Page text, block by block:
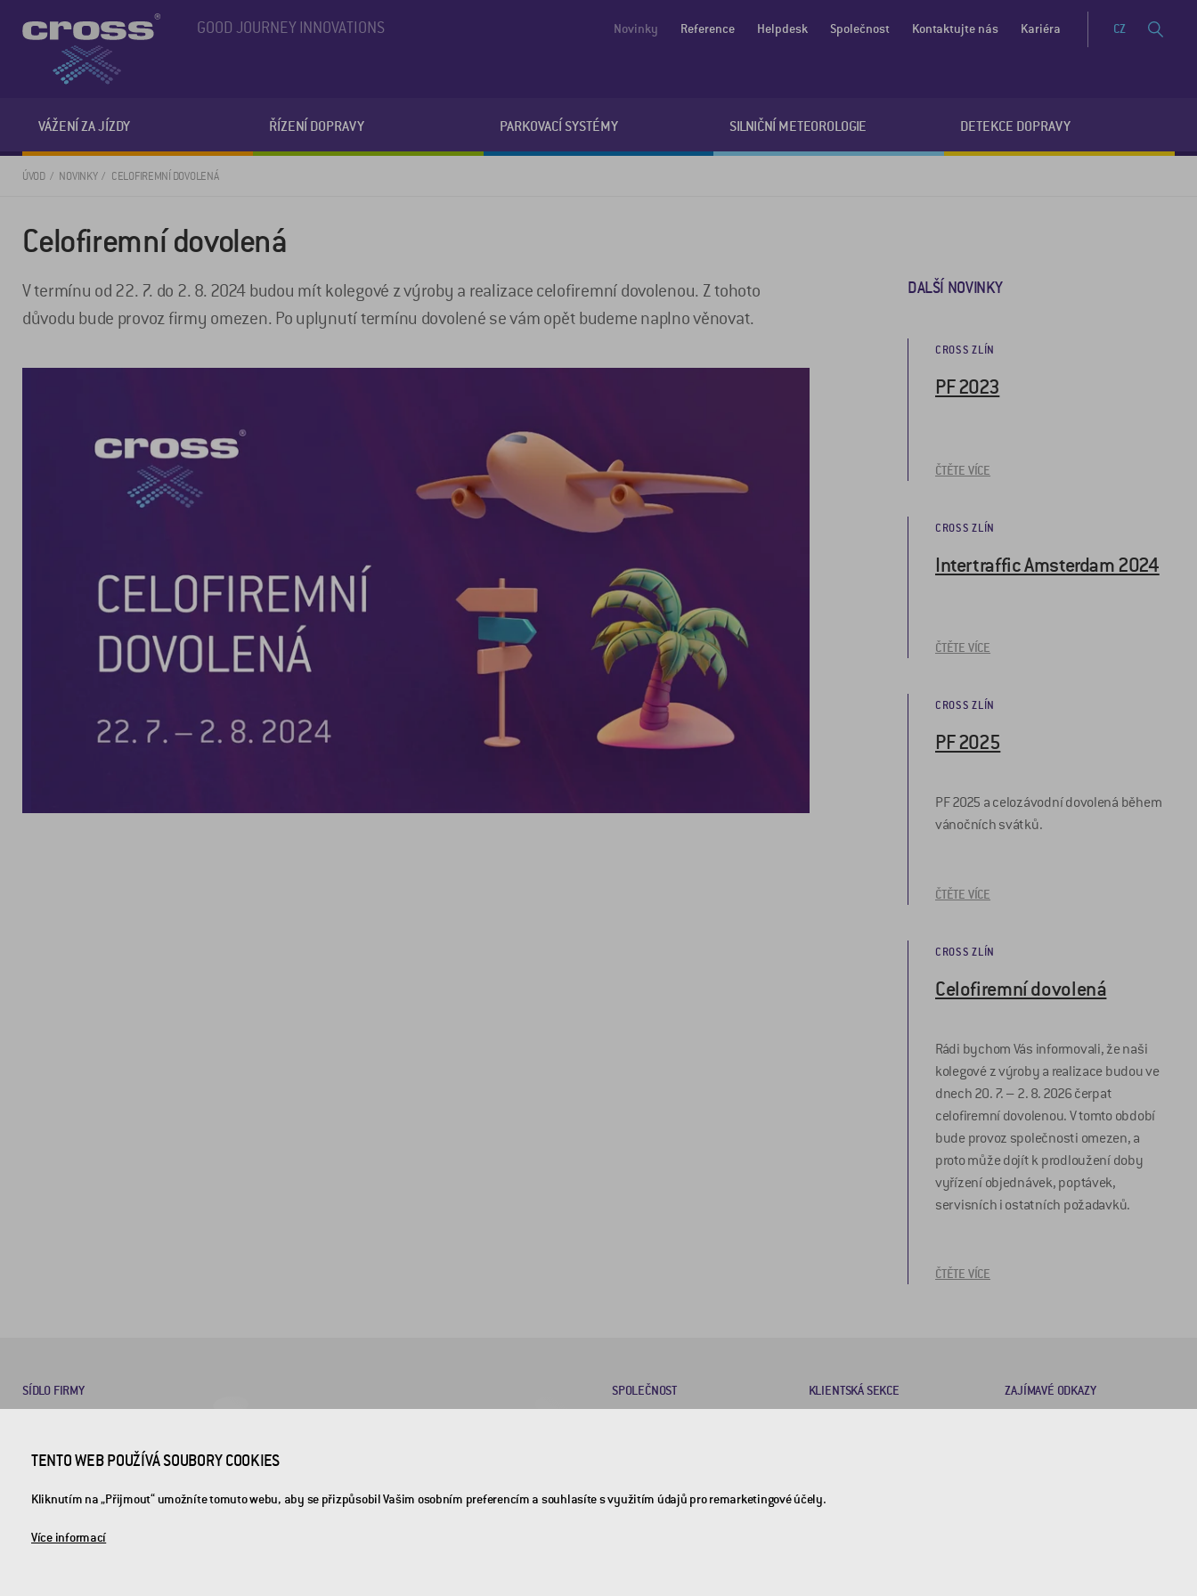
GOOD JOURNEY INNOVATIONS
VÁŽENÍ ZA JÍZDY ŘÍZENÍ DOPRAVY PARKOVACÍ SYSTÉMY SILNIČNÍ METEOROLOGIE DETEKCE DOPRAVY
Novinky Reference Helpdesk Společnost Kontaktujte nás Kariéra CZ
ÚVOD NOVINKY CELOFIREMNÍ DOVOLENÁ
Celofiremní dovolená
V termínu od 22. 7. do 2. 8. 2024 budou mít kolegové z výroby a realizace celofiremní dovolenou. Z tohoto
důvodu bude provoz firmy omezen. Po uplynutí termínu dovolené se vám opět budeme naplno věnovat.
DALŠÍ NOVINKY
CROSS ZLÍN
PF 2023
ČTĚTE VÍCE
CROSS ZLÍN
Intertraffic Amsterdam 2024
ČTĚTE VÍCE
CROSS ZLÍN
PF 2025
PF 2025 a celozávodní dovolená během
vánočních svátků.
ČTĚTE VÍCE
CROSS ZLÍN
Celofiremní dovolená
Rádi bychom Vás informovali, že naši
kolegové z výroby a realizace budou ve
dnech 20. 7. – 2. 8. 2026 čerpat
celofiremní dovolenou. V tomto období
bude provoz společnosti omezen, a
proto může dojít k prodloužení doby
vyřízení objednávek, poptávek,
servisních i ostatních požadavků.
ČTĚTE VÍCE
SÍDLO FIRMY
Průmyslová 1395
763 02 Zlín-Malenovice
SPOLEČNOST
Politika ISŘ
KLIENTSKÁ SEKCE
Nastavení soukromí
ZAJÍMAVÉ ODKAZY
TENTO WEB POUŽÍVÁ SOUBORY COOKIES
Kliknutím na „Přijmout“ umožníte tomuto webu, aby se přizpůsobil Vašim osobním preferencím a souhlasíte s využitím údajů pro remarketingové účely.
Více informací